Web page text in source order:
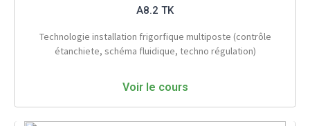
A8.2 TK
Technologie installation frigorfique multiposte (contrôle
étanchiete, schéma fluidique, techno régulation)
Voir le cours